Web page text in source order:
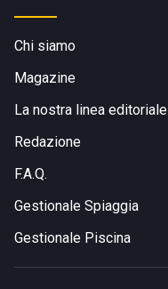
Chi siamo
Magazine
La nostra linea editoriale
Redazione
F.A.Q.
Gestionale Spiaggia
Gestionale Piscina